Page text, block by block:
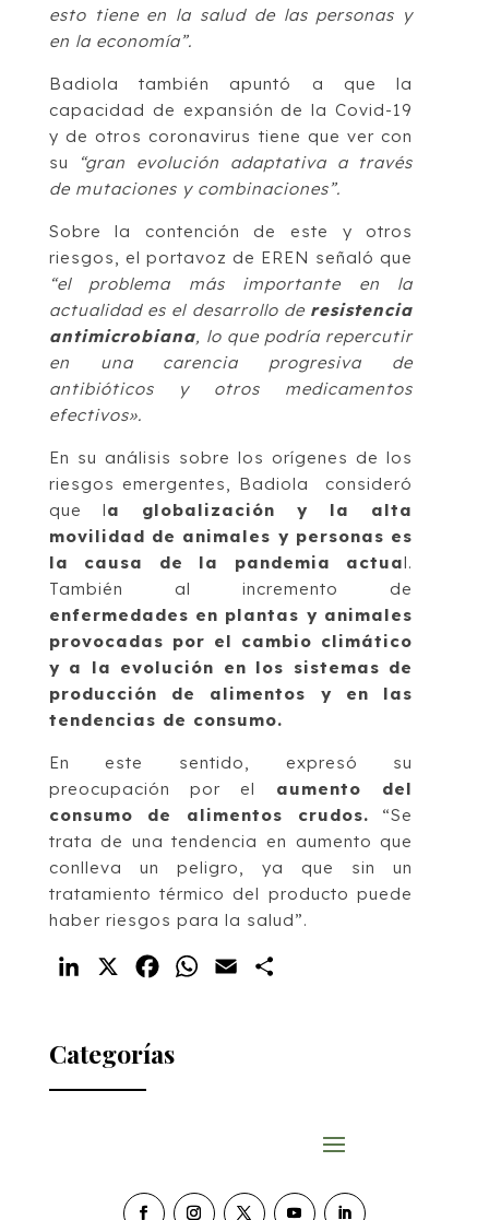
esto tiene en la salud de las personas y
en la economía”.
Badiola también apuntó a que la
capacidad de expansión de la Covid-19
y de otros coronavirus tiene que ver con
su “gran evolución adaptativa a través
de mutaciones y combinaciones”.
Sobre la contención de este y otros
riesgos, el portavoz de EREN señaló que
“el problema más importante en la
actualidad es el desarrollo de resistencia
antimicrobiana, lo que podría repercutir
en una carencia progresiva de
antibióticos y otros medicamentos
efectivos».
En su análisis sobre los orígenes de los
riesgos emergentes, Badiola consideró
que la globalización y la alta
movilidad de animales y personas es
la causa de la pandemia actual.
También al incremento de
enfermedades en plantas y animales
provocadas por el cambio climático
y a la evolución en los sistemas de
producción de alimentos y en las
tendencias de consumo.
En este sentido, expresó su
preocupación por el
aumento del
consumo de alimentos crudos. “Se
trata de una tendencia en aumento que
conlleva un peligro, ya que sin un
tratamiento térmico del producto puede
haber riesgos para la salud”.
LinkedIn FacebookWhatsApp
Email
Categorías